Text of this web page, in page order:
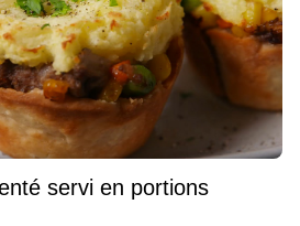
servi en portions